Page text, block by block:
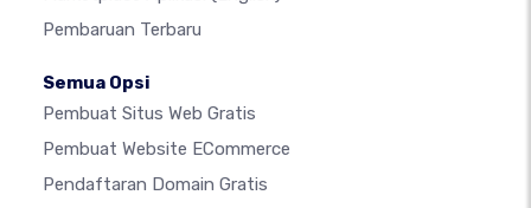
Pembaruan Terbaru
Semua Opsi
Pembuat Situs Web Gratis
Pembuat Website ECommerce
Pendaftaran Domain Gratis